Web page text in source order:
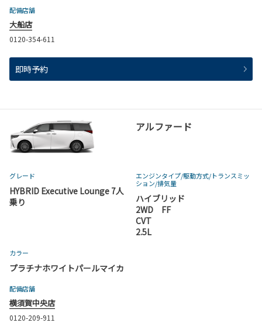
必要事項を入力して送信すると、その場で予約が完
配備店舗
大船店
0120-354-611
即時予約
アルファード
グレード
HYBRID Executive Lounge 7人
乗り
エンジンタイプ/駆動方式/トランスミッ
ション/排気量
ハイブリッド
2WD FF
CVT
2.5L
カラー
プラチナホワイトパールマイカ
配備店舗
横須賀中央店
0120-209-911